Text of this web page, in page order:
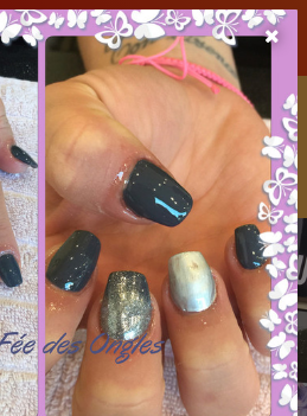
LaCarte sur
Play Store
LaCarte
l'app LaCarte pour suivre vos
et ne rien rater !
Plus tard